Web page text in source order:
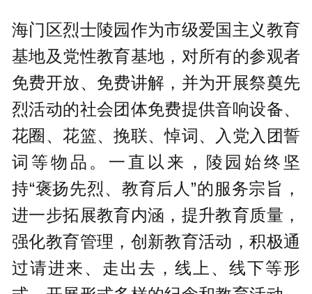
海门区烈士陵园作为市级爱国主义教育
基地及党性教育基地，对所有的参观者
免费开放、免费讲解，并为开展祭奠先
烈活动的社会团体免费提供音响设备、
花圈、花篮、挽联、悼词、入党入团誓
词等物品。一直以来，陵园始终坚
持“褒扬先烈、教育后人”的服务宗旨，
进一步拓展教育内涵，提升教育质量，
强化教育管理，创新教育活动，积极通
过请进来、走出去，线上、线下等形